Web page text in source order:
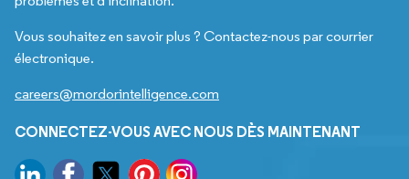
Vous souhaitez en savoir plus ? Contactez-nous par courrier
électronique.
careers@mordorintelligence.com
CONNECTEZ-VOUS AVEC NOUS DÈS MAINTENANT